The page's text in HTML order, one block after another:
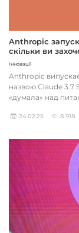
Anthropic
скільки ви
Інновації
Anthropic
назвою Claude 3.7
«думала» над
24.02.25 8 918